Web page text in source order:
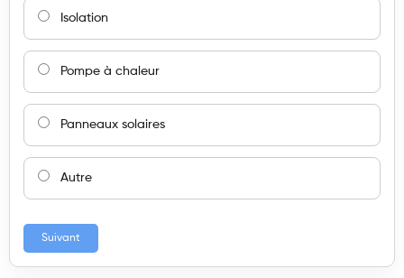
Isolation
Pompe à chaleur
Panneaux solaires
Autre
Suivant